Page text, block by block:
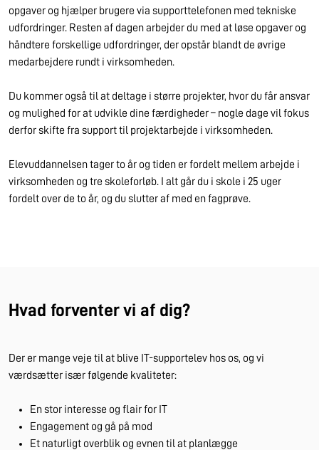
opgaver og hjælper brugere via supporttelefonen med tekniske
udfordringer. Resten af dagen arbejder du med at løse opgaver og
håndtere forskellige udfordringer, der opstår blandt de øvrige
medarbejdere rundt i virksomheden.
Du kommer også til at deltage i større projekter, hvor du får ansvar
og mulighed for at udvikle dine færdigheder – nogle dage vil fokus
derfor skifte fra support til projektarbejde i virksomheden.
Elevuddannelsen tager to år og tiden er fordelt mellem arbejde i
virksomheden og tre skoleforløb. I alt går du i skole i 25 uger
fordelt over de to år, og du slutter af med en fagprøve.
Hvad forventer vi af dig?
Der er mange veje til at blive IT-supportelev hos os, og vi
værdsætter især følgende kvaliteter:
En stor interesse og flair for IT
Engagement og gå på mod
Et naturligt overblik og evnen til at planlægge